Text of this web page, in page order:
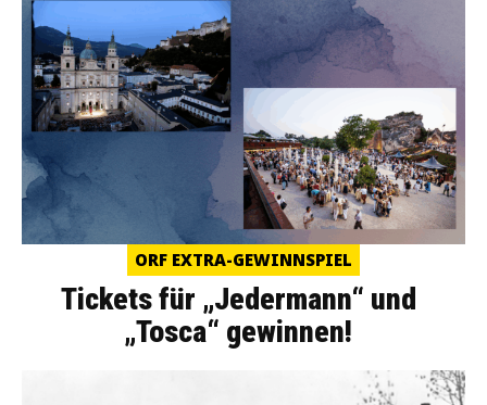
ORF EXTRA-GEWINNSPIEL
Tickets für „Jedermann“ und
„Tosca“ gewinnen!